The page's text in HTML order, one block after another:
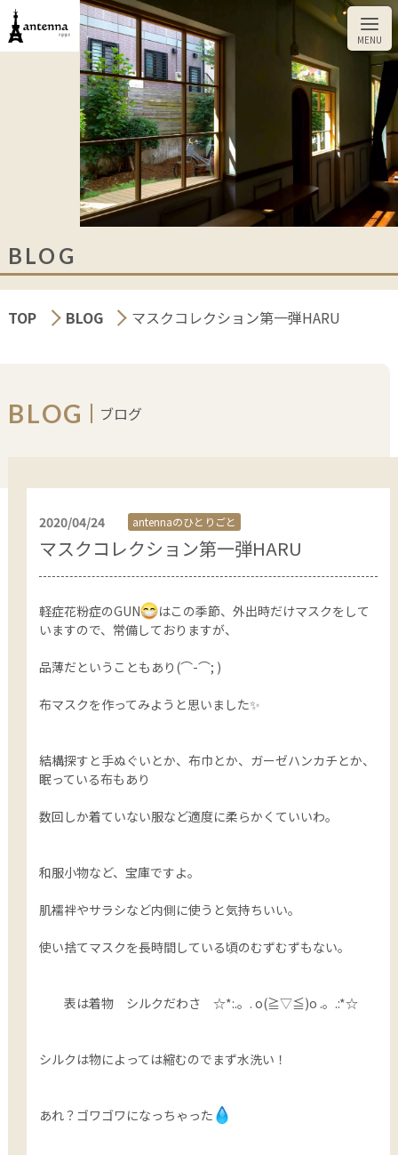
BLOG
TOP BLOG マスクコレクション第一弾HARU
BLOG ブログ
2020/04/24 antennaのひとりごと
マスクコレクション第一弾HARU
軽症花粉症のGUN
はこの季節、外出時だけマスクをして
いますので、常備しておりますが、
品薄だということもあり(⌒-⌒; )
布マスクを作ってみようと思いました✨
結構探すと手ぬぐいとか、布巾とか、ガーゼハンカチとか、
眠っている布もあり
数回しか着ていない服など適度に柔らかくていいわ。
和服小物など、宝庫ですよ。
肌襦袢やサラシなど内側に使うと気持ちいい。
使い捨てマスクを長時間している頃のむずむずもない。
表は着物 シルクだわさ ☆*:.。. o(≧▽≦)o .。.:*☆
シルクは物によっては縮むのでまず水洗い！
あれ？ゴワゴワになっちゃった